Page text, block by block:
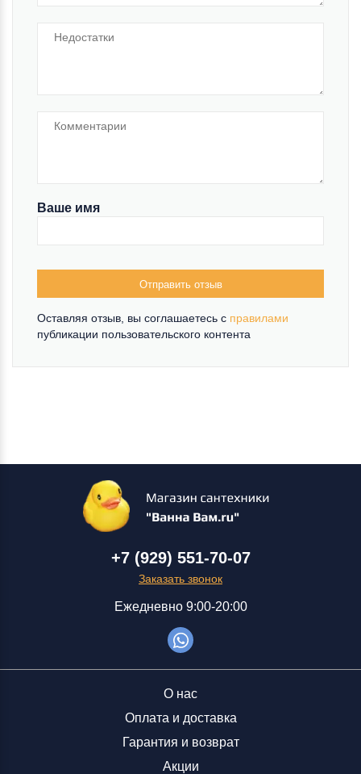
Ваше имя
Отправить отзыв
Оставляя отзыв, вы соглашаетесь c правилами
публикации пользовательского контента
+7 (929) 551-70-07
Заказать звонок
Ежедневно 9:00-20:00
О нас
Оплата и доставка
Гарантия и возврат
Акции